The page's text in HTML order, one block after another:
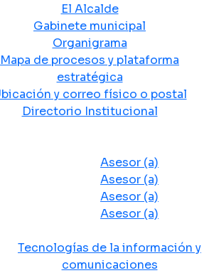
El Alcalde
Gabinete municipal
Organigrama
Mapa de procesos y plataforma
estratégica
y correo físico o postal
Directorio Institucional
Asesor (a)
Asesor (a)
Asesor (a)
Asesor (a)
Tecnologías de la información y
comunicaciones